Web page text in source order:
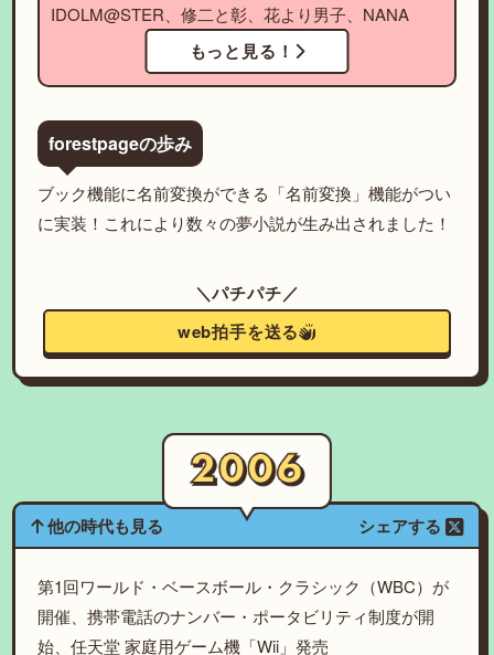
IDOLM@STER、修二と彰、花より男子、NANA
もっと見る！
forestpageの歩み
ブック機能に名前変換ができる「名前変換」機能がつい
に実装！これにより数々の夢小説が生み出されました！
＼パチパチ／
web拍手を送る
他の時代も見る シェアする
第1回ワールド・ベースボール・クラシック（WBC）が
開催、携帯電話のナンバー・ポータビリティ制度が開
始、任天堂 家庭用ゲーム機「Wii」発売